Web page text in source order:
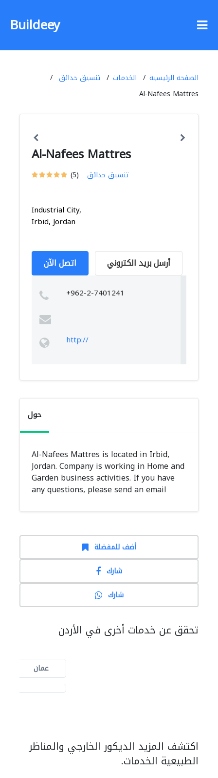
Buildeey
الصفحة الرئيسية الخدمات
تنسيق حدائق
Al-Nafees Mattres
Al-Nafees Mattres
(5) تنسيق حدائق
Industrial City,
Irbid, Jordan
اتصل الآن أرسل بريد الكتروني
+962-2-7401241
http://
حول
Al-Nafees Mattres is located in Irbid,
Jordan. Company is working in Home and
Garden business activities. If you have
any questions, please send an email
أضف للمفضلة
شارك
شارك
تحقق عن خدمات أخرى في الأردن
عمان
اكتشف المزيد الديكور الخارجي والمناظر
الطبيعية الخدمات.